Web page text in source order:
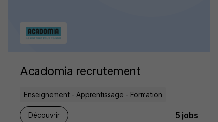
Acadomia recrutement
Enseignement - Apprentissage - Formation
Découvrir 5 jobs